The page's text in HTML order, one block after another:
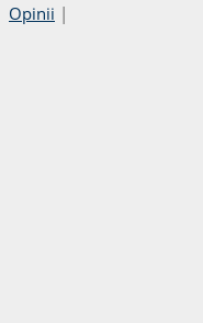
Opinii |